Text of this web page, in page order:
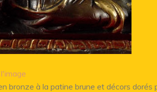
bronze à la patine brune et décors dorés